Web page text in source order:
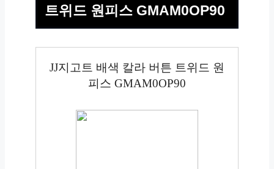
트위드 원피스 GMAM0OP90
JJ지고트 배색 칼라 버튼 트위드 원
피스 GMAM0OP90